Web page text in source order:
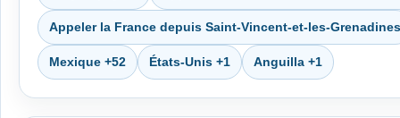
Appeler la France depuis Saint-Vincent-et-les-Grenadines
Mexique +52 États-Unis +1 Anguilla +1